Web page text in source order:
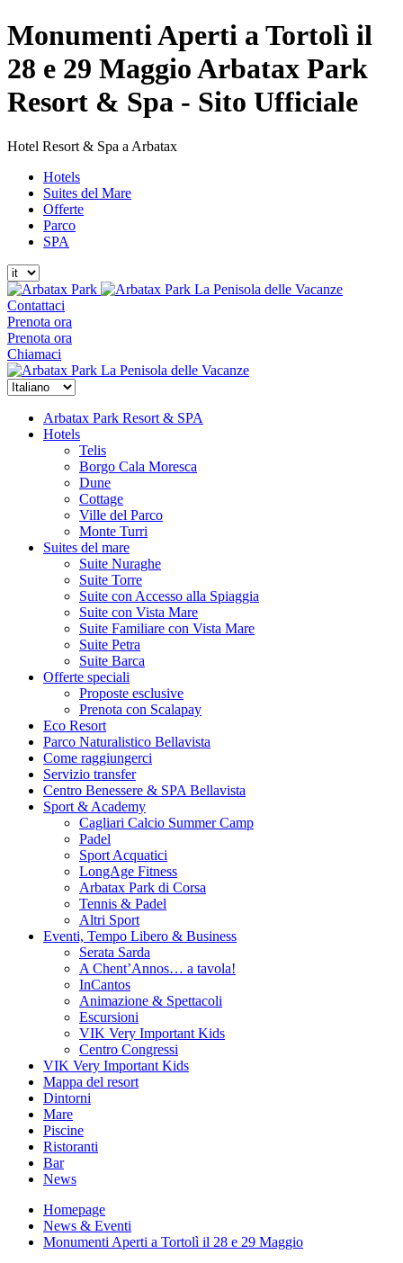
Monumenti Aperti a Tortolì il
28 e 29 Maggio Arbatax Park
Resort & Spa - Sito Ufficiale
Hotel Resort & Spa a Arbatax
Hotels
Suites del Mare
Offerte
Parco
SPA
La Penisola delle Vacanze
Contattaci
Prenota ora
Prenota ora
Chiamaci
La Penisola delle Vacanze
Arbatax Park Resort & SPA
Hotels
Telis
Borgo Cala Moresca
Dune
Cottage
Ville del Parco
Monte Turri
Suites del mare
Suite Nuraghe
Suite Torre
Suite con Accesso alla Spiaggia
Suite con Vista Mare
Suite Familiare con Vista Mare
Suite Petra
Suite Barca
Offerte speciali
Proposte esclusive
Prenota con Scalapay
Eco Resort
Parco Naturalistico Bellavista
Come raggiungerci
Servizio transfer
Centro Benessere & SPA Bellavista
Sport & Academy
Cagliari Calcio Summer Camp
Padel
Sport Acquatici
LongAge Fitness
Arbatax Park di Corsa
Tennis & Padel
Altri Sport
Eventi, Tempo Libero & Business
Serata Sarda
A Chent’Annos… a tavola!
InCantos
Animazione & Spettacoli
Escursioni
VIK Very Important Kids
Centro Congressi
VIK Very Important Kids
Mappa del resort
Dintorni
Mare
Piscine
Ristoranti
Bar
News
Homepage
News & Eventi
Monumenti Aperti a Tortolì il 28 e 29 Maggio